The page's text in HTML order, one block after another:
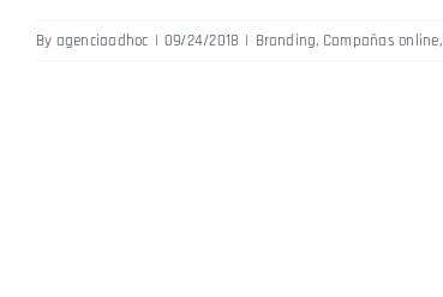
By agenciaadhoc | 09/24/2018 | Branding, Campañas online,